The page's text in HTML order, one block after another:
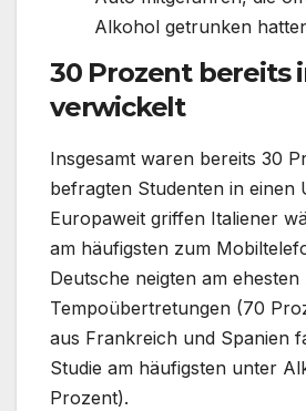
Alkohol getrunken
30 Prozent bereits
verwickelt
Insgesamt waren bereits 30
befragten Studenten in einen
Europaweit griffen Italiener
am häufigsten zum
Deutsche neigten am ehesten
Tempoübertretungen (70
aus Frankreich und Spanien
Studie am häufigsten unter
Prozent).